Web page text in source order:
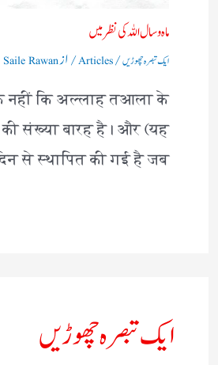
ماہ و سال اللہ کی نظر میں
ایک تبصرہ چھوڑیں/
Articles/ ازSaile Rawan
नहीं कि अल्लाह तआला के
की संख्या बारह है। और (यह
से स्थापित की गई है जब…
ایک تبصرہ چھوڑیں